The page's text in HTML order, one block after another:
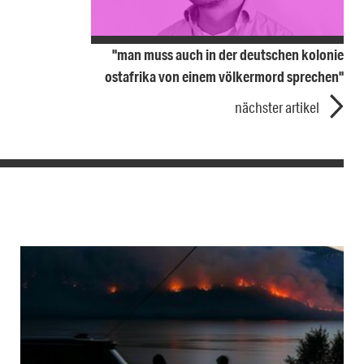
"man muss auch in der deutschen kolonie
ostafrika von einem völkermord sprechen"
nächster artikel